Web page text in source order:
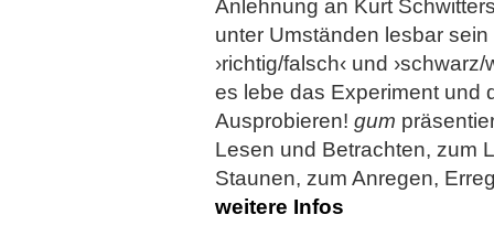
Anlehnung an Kurt
unter Umständen lesbar
›richtig/falsch‹ und
es lebe das Experiment und
Ausprobieren! gum
Lesen und Betrachten, zum
Staunen, zum Anregen,
weitere Infos